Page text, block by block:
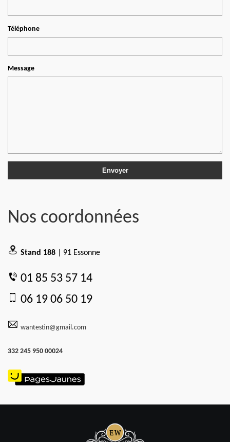
Téléphone
Message
Nos coordonnées
Stand 188 | 91 Essonne
01 85 53 57 14
06 19 06 50 19
wantestin@gmail.com
332 245 950 00024